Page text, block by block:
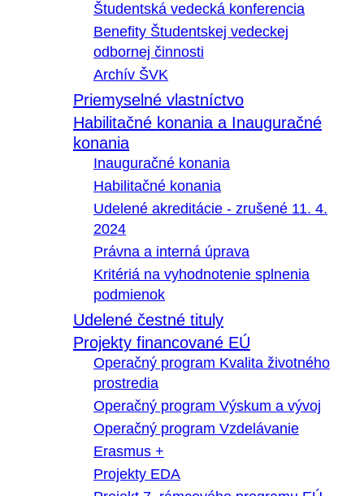
Študentská vedecká konferencia
Benefity Študentskej vedeckej
odbornej činnosti
Archív ŠVK
Priemyselné vlastníctvo
Habilitačné konania a Inauguračné
konania
Inauguračné konania
Habilitačné konania
Udelené akreditácie - zrušené 11. 4.
2024
Právna a interná úprava
Kritériá na vyhodnotenie splnenia
podmienok
Udelené čestné tituly
Projekty financované EÚ
Operačný program Kvalita životného
prostredia
Operačný program Výskum a vývoj
Operačný program Vzdelávanie
Erasmus +
Projekty EDA